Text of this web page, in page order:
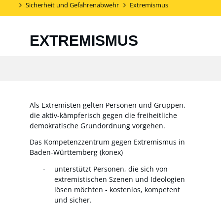
Sicherheit und Gefahrenabwehr
Extremismus
EXTREMISMUS
Als Extremisten gelten Personen und Gruppen,
die aktiv-kämpferisch gegen die freiheitliche
demokratische Grundordnung vorgehen.
Das Kompetenzzentrum gegen Extremismus in
Baden-Württemberg (konex)
unterstützt Personen, die sich von
extremistischen Szenen und Ideologien
lösen möchten - kostenlos, kompetent
und sicher.